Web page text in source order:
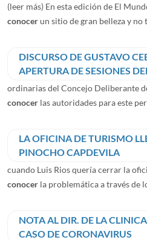
(leer más) En esta edición de El
conocerun sitio de gran belleza y no
DISCURSO DE GUSTAVO
APERTURA DE SESIONES
ordinarias del Concejo Deliberante
conocer las autoridades para este
LA OFICINA DE TURISMO
PINOCHO CAPDEVILA
cuando Luis Rios quería cerrar la
conocer la problemática a través de
NOTA AL DIR. DE LA
CASO DE CORONAVIRUS